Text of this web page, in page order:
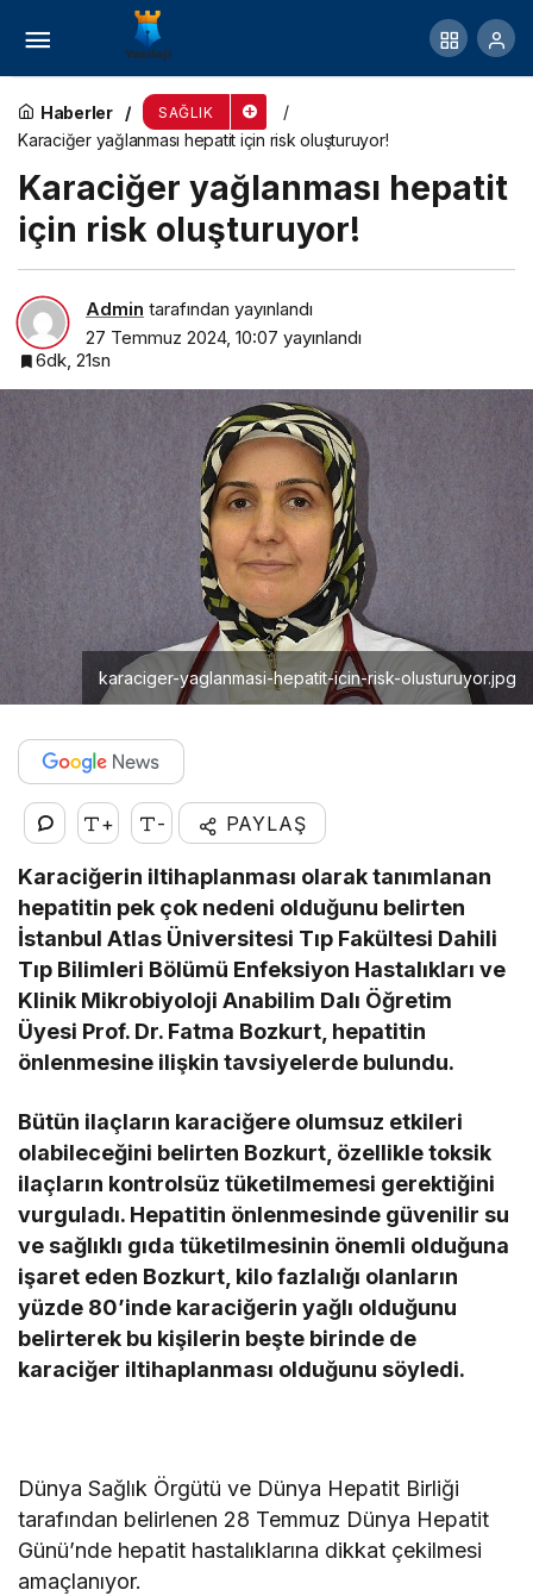
Haberler SAĞLIK
Karaciğer yağlanması hepatit için risk oluşturuyor!
Karaciğer yağlanması hepatit
için risk oluşturuyor!
Admin tarafından yayınlandı
27 Temmuz 2024, 10:07 yayınlandı
6dk, 21sn
karaciger-yaglanmasi-hepatit-icin-risk-olusturuyor.jpg
+ - PAYLAŞ
Karaciğerin iltihaplanması olarak tanımlanan
hepatitin pek çok nedeni olduğunu belirten
İstanbul Atlas Üniversitesi Tıp Fakültesi Dahili
Tıp Bilimleri Bölümü Enfeksiyon Hastalıkları ve
Klinik Mikrobiyoloji Anabilim Dalı Öğretim
Üyesi Prof. Dr. Fatma Bozkurt, hepatitin
önlenmesine ilişkin tavsiyelerde bulundu.
Bütün ilaçların karaciğere olumsuz etkileri
olabileceğini belirten Bozkurt, özellikle toksik
ilaçların kontrolsüz tüketilmemesi gerektiğini
vurguladı. Hepatitin önlenmesinde güvenilir su
ve sağlıklı gıda tüketilmesinin önemli olduğuna
işaret eden Bozkurt, kilo fazlalığı olanların
yüzde 80’inde karaciğerin yağlı olduğunu
belirterek bu kişilerin beşte birinde de
karaciğer iltihaplanması olduğunu söyledi.
Dünya Sağlık Örgütü ve Dünya Hepatit Birliği
tarafından belirlenen 28 Temmuz Dünya Hepatit
Günü’nde hepatit hastalıklarına dikkat çekilmesi
amaçlanıyor.
İstanbul Büyükşehir Belediyesi İBB, alkol ve
madde bağımlılığın yanı sıra ekran bağımlılığıyla